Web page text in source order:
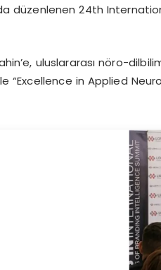
düzenlenen 24th
uluslararası nöro-
“Excellence in Applied